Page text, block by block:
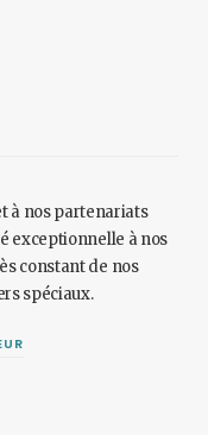
à nos partenariats
exceptionnelle à nos
constant de nos
spéciaux.